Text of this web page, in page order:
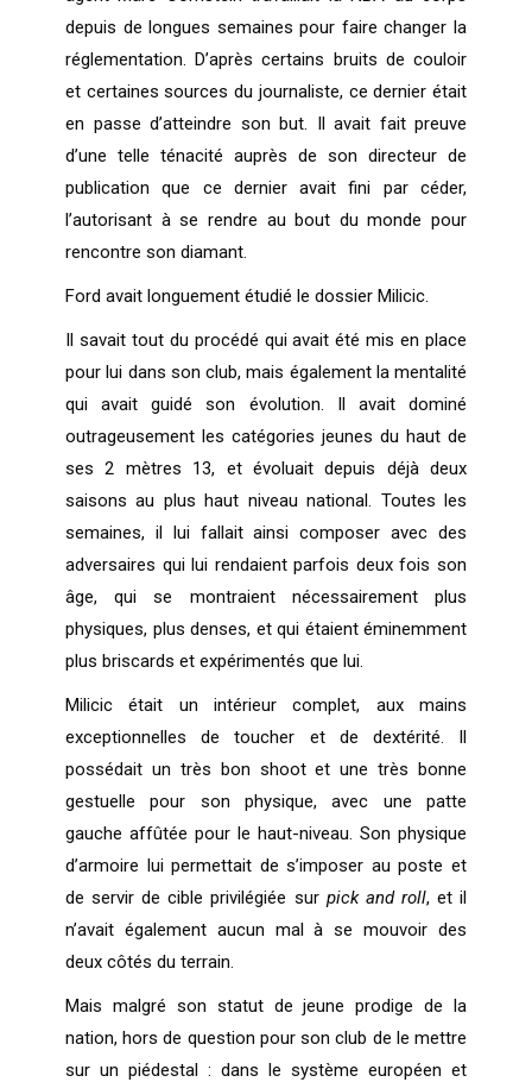
depuis de longues semaines pour faire changer la
réglementation. D’après certains bruits de couloir
et certaines sources du journaliste, ce dernier était
en passe d’atteindre son but. Il avait fait preuve
d’une telle ténacité auprès de son directeur de
publication que ce dernier avait fini par céder,
l’autorisant à se rendre au bout du monde pour
rencontre son diamant.
Ford avait longuement étudié le dossier Milicic.
Il savait tout du procédé qui avait été mis en place
pour lui dans son club, mais également la mentalité
qui avait guidé son évolution. Il avait dominé
outrageusement les catégories jeunes du haut de
ses 2 mètres 13, et évoluait depuis déjà deux
saisons au plus haut niveau national. Toutes les
semaines, il lui fallait ainsi composer avec des
adversaires qui lui rendaient parfois deux fois son
âge, qui se montraient nécessairement plus
physiques, plus denses, et qui étaient éminemment
plus briscards et expérimentés que lui.
Milicic était un intérieur complet, aux mains
exceptionnelles de toucher et de dextérité. Il
possédait un très bon shoot et une très bonne
gestuelle pour son physique, avec une patte
gauche affûtée pour le haut-niveau. Son physique
d’armoire lui permettait de s’imposer au poste et
de servir de cible privilégiée sur pick and roll, et il
n’avait également aucun mal à se mouvoir des
deux côtés du terrain.
Mais malgré son statut de jeune prodige de la
nation, hors de question pour son club de le mettre
sur un piédestal : dans le système européen et